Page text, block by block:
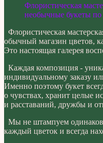
Флористическая
необычные букеты
Флористическая
обычный магазин цветов,
Это настоящая галерея
Каждая композиция -
индивидуальному заказу
Именно поэтому букет
о чувствах, хранит целые
и расставаний, дружбы и
Мы не штампуем
каждый цветок и всегда